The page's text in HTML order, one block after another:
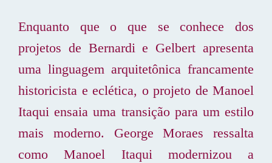
Enquanto que o que se conhece dos
projetos de Bernardi e Gelbert apresenta
uma linguagem arquitetônica francamente
historicista e eclética, o projeto de Manoel
Itaqui ensaia uma transição para um estilo
mais moderno. George Moraes ressalta
como Manoel Itaqui modernizou a